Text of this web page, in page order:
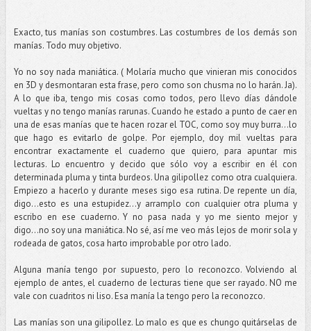
Exacto, tus manías son costumbres. Las costumbres de los demás son
manías. Todo muy objetivo.
Yo no soy nada maniática. ( Molaría mucho que vinieran mis conocidos
en 3D y desmontaran esta frase, pero como son chusma no lo harán. Ja).
A lo que iba, tengo mis cosas como todos, pero llevo días dándole
vueltas y no tengo manías rarunas. Cuando he estado a punto de caer en
una de esas manías que te hacen rozar el TOC, como soy muy burra...lo
que hago es evitarlo de golpe. Por ejemplo, doy mil vueltas para
encontrar exactamente el cuaderno que quiero, para apuntar mis
lecturas. Lo encuentro y decido que sólo voy a escribir en él con
determinada pluma y tinta burdeos. Una gilipollez como otra cualquiera.
Empiezo a hacerlo y durante meses sigo esa rutina. De repente un día,
digo...esto es una estupidez…y arramplo con cualquier otra pluma y
escribo en ese cuaderno. Y no pasa nada y yo me siento mejor y
digo...no soy una maniática. No sé, así me veo más lejos de morir sola y
rodeada de gatos, cosa harto improbable por otro lado.
Alguna manía tengo por supuesto, pero lo reconozco. Volviendo al
ejemplo de antes, el cuaderno de lecturas tiene que ser rayado. NO me
vale con cuadritos ni liso. Esa manía la tengo pero la reconozco.
Las manías son una gilipollez. Lo malo es que es chungo quitárselas de